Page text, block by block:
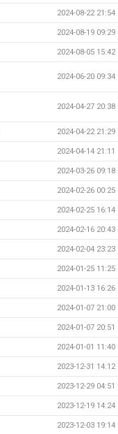
2024-08-22 21:54
2024-08-19 09:29
2024-08-05 15:42
2024-06-20 09:34
2024-04-27 20:38
2024-04-22 21:29
2024-04-14 21:11
2024-03-26 09:18
2024-02-26 00:25
2024-02-25 16:14
2024-02-16 20:43
2024-02-04 23:23
2024-01-25 11:25
2024-01-13 16:26
2024-01-07 21:00
2024-01-07 20:51
2024-01-01 11:40
2023-12-31 14:12
2023-12-29 04:51
2023-12-19 14:24
2023-12-03 19:14